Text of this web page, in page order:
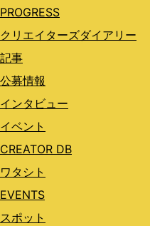
PROGRESS
クリエイターズダイアリー
記事
公募情報
インタビュー
イベント
CREATOR DB
ワタシト
EVENTS
スポット